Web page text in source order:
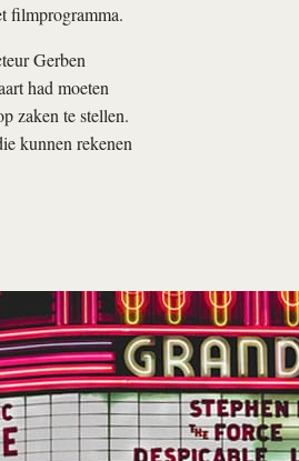
filmprogramma.
Gerben
had moeten
zaken te stellen.
kunnen rekenen